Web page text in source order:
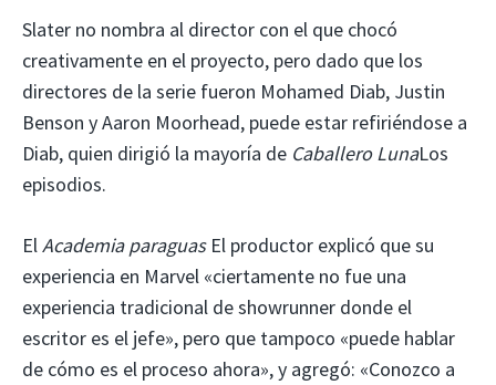
Slater no nombra al director con el que chocó
creativamente en el proyecto, pero dado que los
directores de la serie fueron Mohamed Diab, Justin
Benson y Aaron Moorhead, puede estar refiriéndose a
Diab, quien dirigió la mayoría de Caballero LunaLos
episodios.
ElAcademia paraguasEl productor explicó que su
experiencia en Marvel «ciertamente no fue una
experiencia tradicional de showrunner donde el
escritor es el jefe», pero que tampoco «puede hablar
de cómo es el proceso ahora», y agregó: «Conozco a